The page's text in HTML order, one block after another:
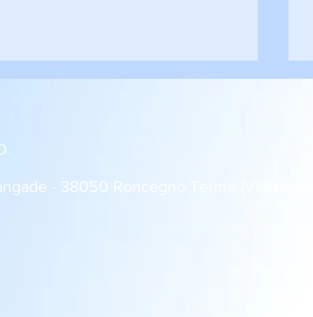
- 38050 Roncegno Terme (Valsugana,